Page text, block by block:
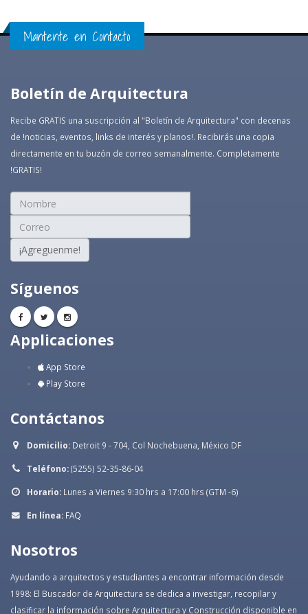
Mantente en Contacto
Boletín de Arquitectura
Recibe GRATIS una suscripción al "Boletín de Arquitectura" con decenas
de !noticias, eventos, links de interés y planos!. Recibirás una copia
directamente en tu buzón de correo semanalmente. Completamente
!GRATIS!
¡Agreguenme!
Síguenos
Applicaciones
App Store
Play Store
Contáctanos
Domicilio: Detroit 9 - 704, Col Nochebuena, México DF
Teléfono:(5255) 52-35-86-04
Horario: Lunes a Viernes 9:30 hrs a 17:00 hrs (GTM -6)
En línea: FAQ
Nosotros
Ayudando a arquitectos y estudiantes a encontrar información desde
1998: El Buscador de Arquitectura se dedica a investigar, recopilar y
clasificar la información sobre Arquitectura y Construcción disponible en